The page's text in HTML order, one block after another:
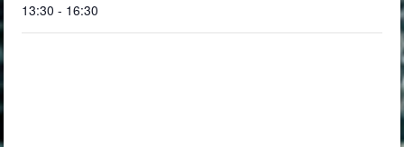
13:30 - 16:30